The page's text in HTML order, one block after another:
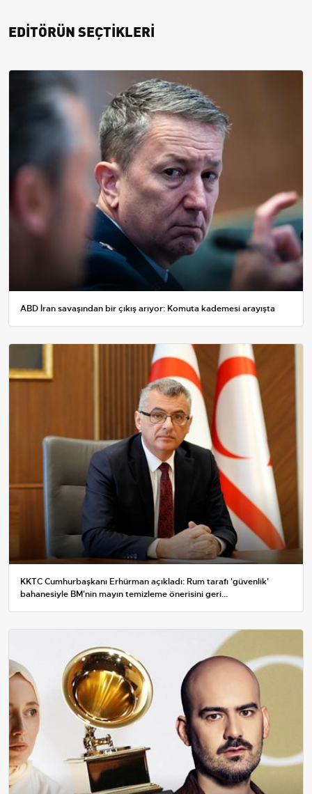
EDİTÖRÜN SEÇTİKLERİ
ABD İran savaşından bir çıkış arıyor: Komuta kademesi arayışta
KKTC Cumhurbaşkanı Erhürman açıkladı: Rum tarafı 'güvenlik'
bahanesiyle BM'nin mayın temizleme önerisini geri...